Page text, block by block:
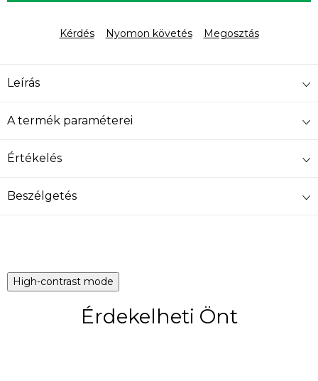
Kérdés Nyomon követés Megosztás
Leírás
A termék paraméterei
Értékelés
Beszélgetés
High-contrast mode
Érdekelheti Önt